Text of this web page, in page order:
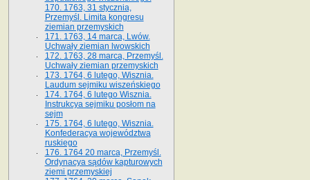
170. 1763, 31 stycznia,
Przemyśl. Limita kongresu
ziemian przemyskich
171. 1763, 14 marca, Lwów.
Uchwały ziemian lwowskich
172. 1763, 28 marca, Przemyśl.
Uchwały ziemian przemyskich
173. 1764, 6 lutego, Wisznia.
Laudum sejmiku wiszeńskiego
174. 1764, 6 lutego Wisznia.
Instrukcya sejmiku posłom na
sejm
175. 1764, 6 lutego, Wisznia.
Konfederacya województwa
ruskiego
176. 1764 20 marca, Przemyśl.
Ordynacya sądów kapturowych
ziemi przemyskiej